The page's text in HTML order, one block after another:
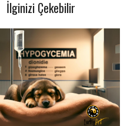
İlginizi Çekebilir
386 77 52